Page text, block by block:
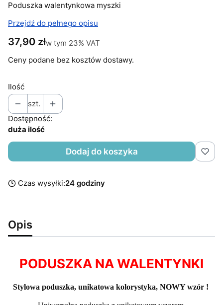
Poduszka walentynkowa myszki
Przejdź do pełnego opisu
Cena
37,90 złw tym 23% VAT
w tym 23% VAT
Ceny podane bez kosztów dostawy.
Ilość
szt.
Dostępność:
duża ilość
Dodaj do koszyka
Czas wysyłki:24 godziny
Opis
PODUSZKA NA WALENTYNKI
Stylowa poduszka, unikatowa kolorystyka, NOWY wzór !